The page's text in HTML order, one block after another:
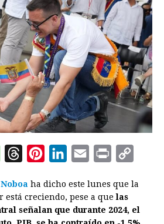
W
a
t
r
e
n
t
n
k
a
i
i
n
p
y
ha dicho este lunes que la
está creciendo, pese a quelas
señalan que durante 2024, el